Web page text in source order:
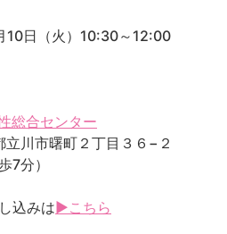
10日（火）10:30～12:00
総合センター
川市曙町２丁目３６−２
7分）
込みは▶こちら